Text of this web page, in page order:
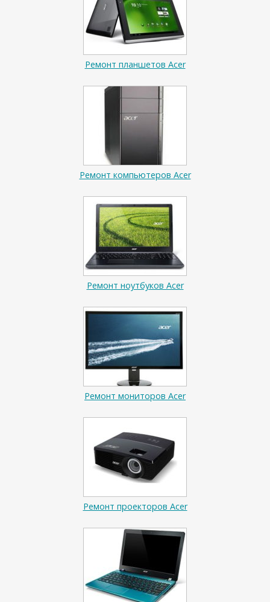
Ремонт планшетов Acer
Ремонт компьютеров Acer
Ремонт ноутбуков Acer
Ремонт мониторов Acer
Ремонт проекторов Acer